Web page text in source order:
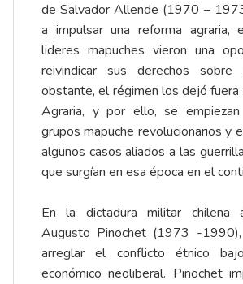
de Salvador Allende (1970 –
a impulsar una reforma agraria,
lideres mapuches vieron una
reivindicar sus derechos
obstante, el régimen los dejó fuera
Agraria, y por ello, se
grupos mapuche revolucionarios y
algunos casos aliados a las
que surgían en esa época en el
En la dictadura militar chilena
Augusto Pinochet (1973 -
arreglar el conflicto étnico
económico neoliberal. Pinochet